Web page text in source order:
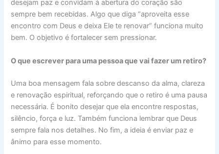
desejam paz e convidam à abertura do coração são
sempre bem recebidas. Algo que diga “aproveita esse
encontro com Deus e deixa Ele te renovar” funciona muito
bem. O objetivo é fortalecer sem pressionar.
O que escrever para uma pessoa que vai fazer um retiro?
Uma boa mensagem fala sobre descanso da alma, clareza
e renovação espiritual, reforçando que o retiro é uma pausa
necessária. É bonito desejar que ela encontre respostas,
silêncio, força e luz. Também funciona lembrar que Deus
sempre fala nos detalhes. No fim, a ideia é enviar paz e
ânimo para esse momento.